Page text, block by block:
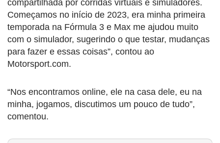
compartilhada por corridas virtuais e simuladores.
Começamos no início de 2023, era minha primeira
temporada na Fórmula 3 e Max me ajudou muito
com o simulador, sugerindo o que testar, mudanças
para fazer e essas coisas”, contou ao
Motorsport.com.
“Nos encontramos online, ele na casa dele, eu na
minha, jogamos, discutimos um pouco de tudo”,
comentou.